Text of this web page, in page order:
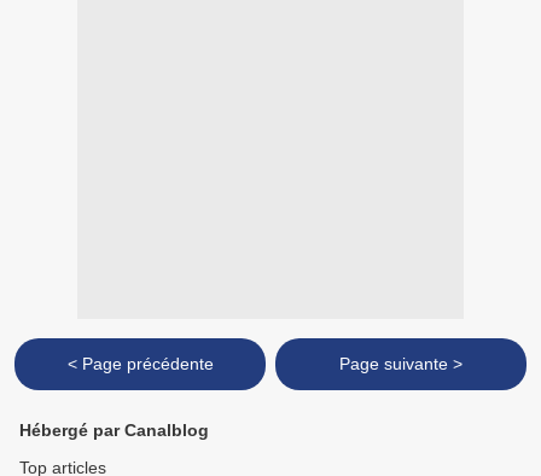
< Page précédente Page suivante >
Hébergé par Canalblog
Top articles